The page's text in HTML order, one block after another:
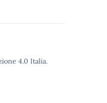
4.0 Italia.